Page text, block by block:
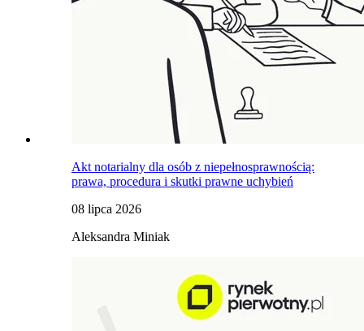
Akt notarialny dla osób z niepełnosprawnością:
prawa, procedura i skutki prawne uchybień
08 lipca 2026
Aleksandra Miniak